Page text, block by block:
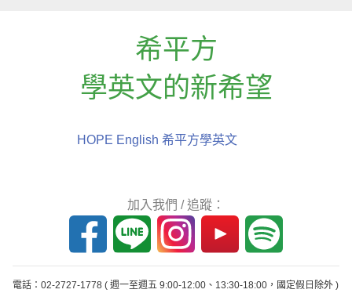
希平方
學英文的新希望
HOPE English 希平方學英文
加入我們 / 追蹤：
電話：02-2727-1778 ( 週一至週五 9:00-12:00、13:30-18:00，國定假日除外 )